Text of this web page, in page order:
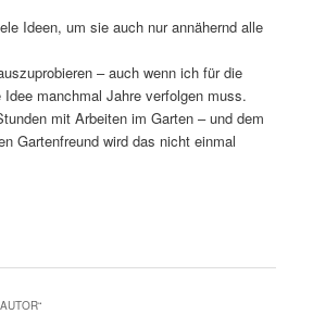
Ideen, um sie auch nur annähernd alle
– auch wenn ich für die
Idee manchmal Jahre verfolgen muss.
mit Arbeiten im Garten – und dem
Gartenfreund wird das nicht einmal
“